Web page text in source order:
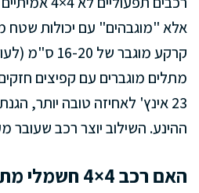
אלא "מוגבהים" עם יכולות שטח
23 אינץ' לאחיזה טובה יותר,
ההינע. השילוב יוצר רכב שעובר
האם רכב 4×4 חשמלי מתאים לשטח הררי?